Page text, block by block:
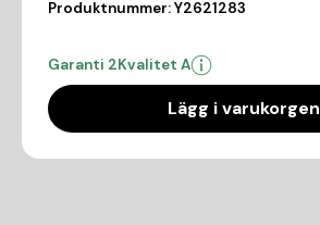
Produktnummer:Y2621283
Garanti 2Kvalitet A
Lägg i varukorgen